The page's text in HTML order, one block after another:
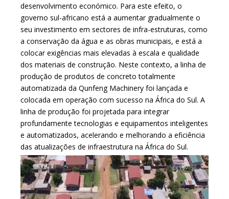
desenvolvimento económico. Para este efeito, o
governo sul-africano está a aumentar gradualmente o
seu investimento em sectores de infra-estruturas, como
a conservação da água e as obras municipais, e está a
colocar exigências mais elevadas à escala e qualidade
dos materiais de construção. Neste contexto, a linha de
produção de produtos de concreto totalmente
automatizada da Qunfeng Machinery foi lançada e
colocada em operação com sucesso na África do Sul. A
linha de produção foi projetada para integrar
profundamente tecnologias e equipamentos inteligentes
e automatizados, acelerando e melhorando a eficiência
das atualizações de infraestrutura na África do Sul.